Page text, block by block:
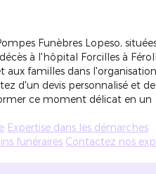
Funèbres Lopeso,
à l'hôpital Forcilles à
familles dans
d'un devis personnalisé et de
ce moment délicat en un
Expertise dans les démarches
funéraires Contactez nos